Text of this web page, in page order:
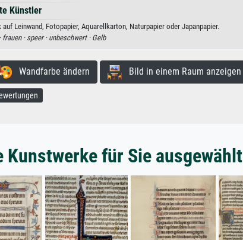
Künstler
Leinwand, Fotopapier, Aquarellkarton, Naturpapier oder Japanpapier.
frauen · speer · unbeschwert · Gelb
Wandfarbe ändern Bild in einem Raum anzeigen
Kunstwerke für Sie ausgewählt